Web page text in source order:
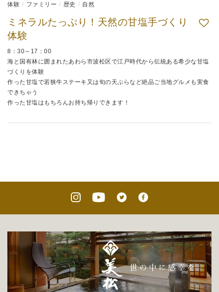
体験 ファミリー 歴史 自然
ミネラルたっぷり！天然の甘塩手づくり
体験
8：30～17：00
海と国有林に囲まれたあわら市波松区で江戸時代から伝統ある希少な甘塩
づくりを体験
作った甘塩で若狭牛ステーキ又は旬の天ぷらなど絶品ご当地グルメも実食
できちゃう
作った甘塩はもちろんお持ち帰りできます！